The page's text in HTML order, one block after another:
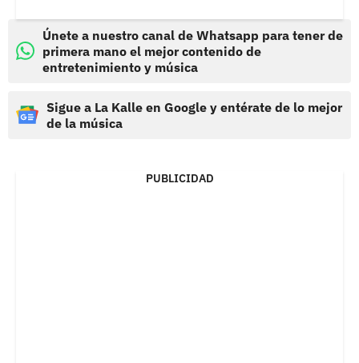
Únete a nuestro canal de Whatsapp para tener de
primera mano el mejor contenido de
entretenimiento y música
Sigue a La Kalle en Google y entérate de lo mejor
de la música
PUBLICIDAD